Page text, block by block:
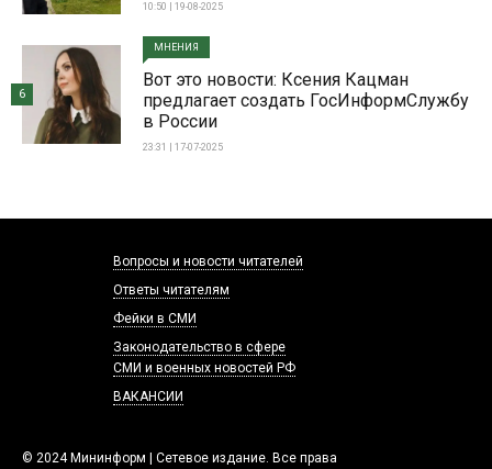
10:50 | 19-08-2025
МНЕНИЯ
Вот это новости: Ксения Кацман
предлагает создать ГосИнформСлужбу
в России
23:31 | 17-07-2025
6
© 2024 Мининформ | Сетевое издание. Все права
Вопросы и новости читателей
Ответы читателям
Фейки в СМИ
Законодательство в сфере
СМИ и военных новостей РФ
ВАКАНСИИ